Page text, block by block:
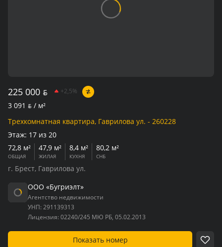
225 000 BYN +2,5%
3 091 BYN / м²
Трехкомнатная квартира, Гаврилова ул. - 260228
Этаж: 17 из 20
72,8 м²
ОБЩАЯ
47,9 м²
ЖИЛАЯ
8,4 м²
КУХНЯ
80,2 м²
СНБ
г. Брест, Гаврилова ул.
ООО «Бугриэлт»
Агентство недвижимости
УНП: 291139313
Лицензия: 02240/245 МЮ РБ, 05.02.2013
Показать номер